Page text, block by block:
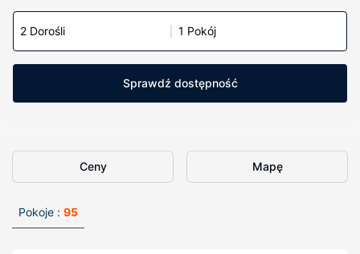
2 Dorośli 1 Pokój
Sprawdź dostępność
Ceny Mapę
Pokoje : 95